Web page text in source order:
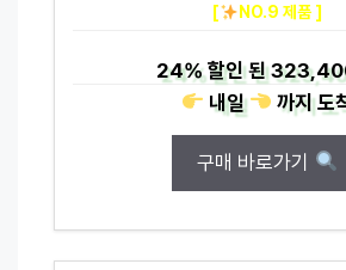
[ NO.9 제품 ]
24%할인 된
내일
까지도
구매 바로가기